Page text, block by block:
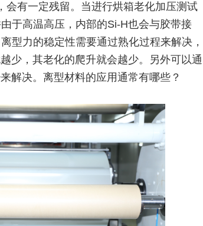
会有一定残留。当进行烘箱老化加压测试
于高温高压，内部的Si-H也会与胶带接
型力的稳定性需要通过熟化过程来解决，
少，其老化的爬升就会越少。另外可以通
解决。离型材料的应用通常有哪些？